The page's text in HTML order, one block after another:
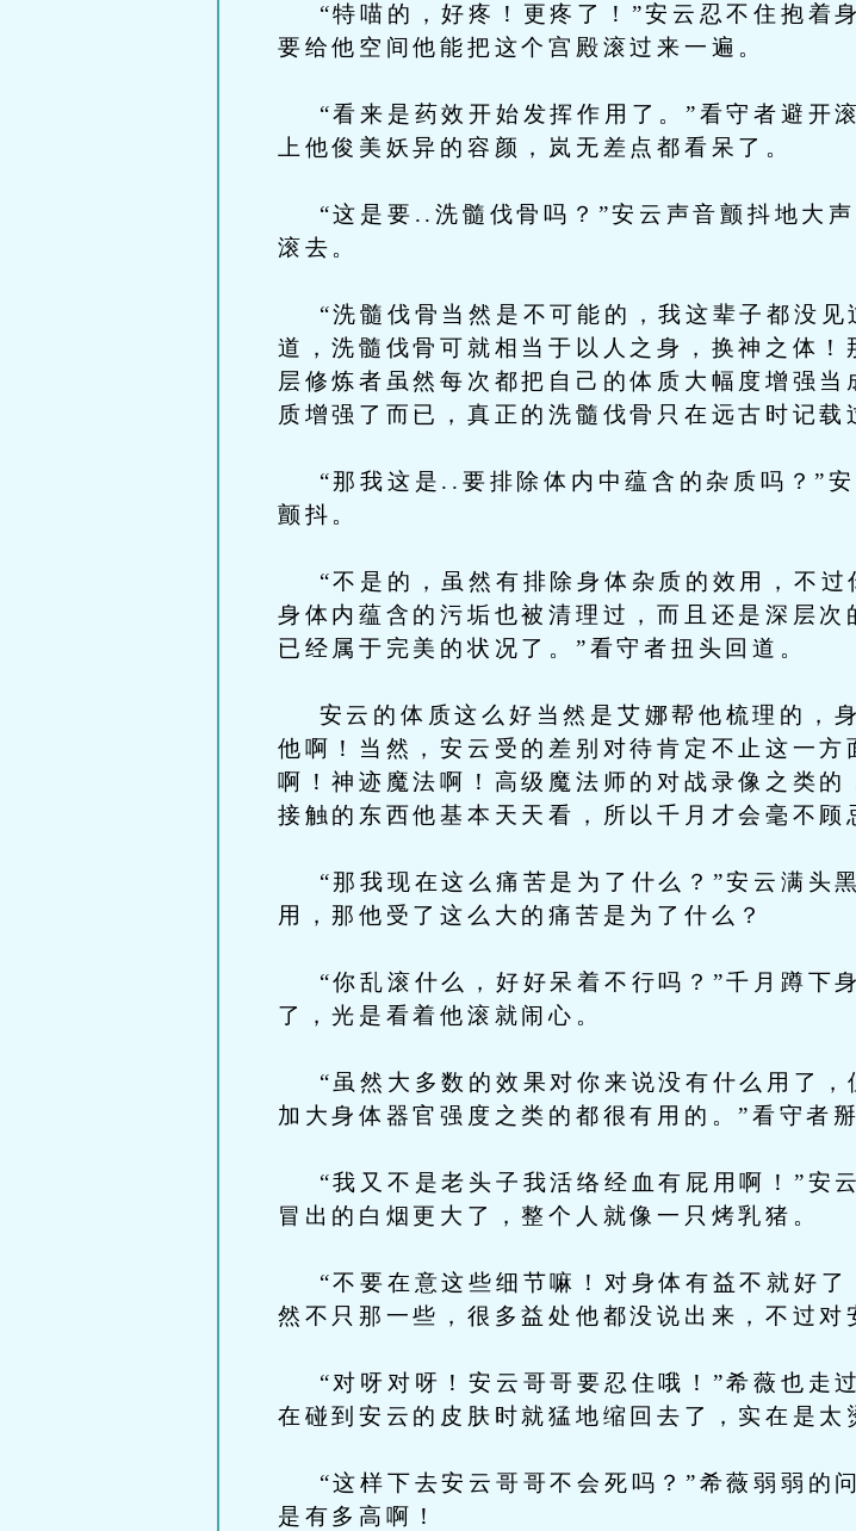
“特喵的，好疼！更疼了！”安云忍不住抱着
要给他空间他能把这个宫殿滚过来一遍。
“看来是药效开始发挥作用了。”看守者避开
上他俊美妖异的容颜，岚无差点都看呆了。
“这是要..洗髓伐骨吗？”安云声音颤抖地大声
滚去。
“洗髓伐骨当然是不可能的，我这辈子都没见
道，洗髓伐骨可就相当于以人之身，换神之体
层修炼者虽然每次都把自己的体质大幅度增强
质增强了而已，真正的洗髓伐骨只在远古时记载
“那我这是..要排除体内中蕴含的杂质吗？”安
颤抖。
“不是的，虽然有排除身体杂质的效用，不过
身体内蕴含的污垢也被清理过，而且还是深层
已经属于完美的状况了。”看守者扭头回道。
安云的体质这么好当然是艾娜帮他梳理的，
他啊！当然，安云受的差别对待肯定不止这一
啊！神迹魔法啊！高级魔法师的对战录像之类
接触的东西他基本天天看，所以千月才会毫不顾
“那我现在这么痛苦是为了什么？”安云满头
用，那他受了这么大的痛苦是为了什么？
“你乱滚什么，好好呆着不行吗？”千月蹲下
了，光是看着他滚就闹心。
“虽然大多数的效果对你来说没有什么用了，
加大身体器官强度之类的都很有用的。”看守者
“我又不是老头子我活络经血有屁用啊！”安
冒出的白烟更大了，整个人就像一只烤乳猪。
“不要在意这些细节嘛！对身体有益不就好了
然不只那一些，很多益处他都没说出来，不过对
“对呀对呀！安云哥哥要忍住哦！”希薇也走
在碰到安云的皮肤时就猛地缩回去了，实在是太
“这样下去安云哥哥不会死吗？”希薇弱弱的
是有多高啊！